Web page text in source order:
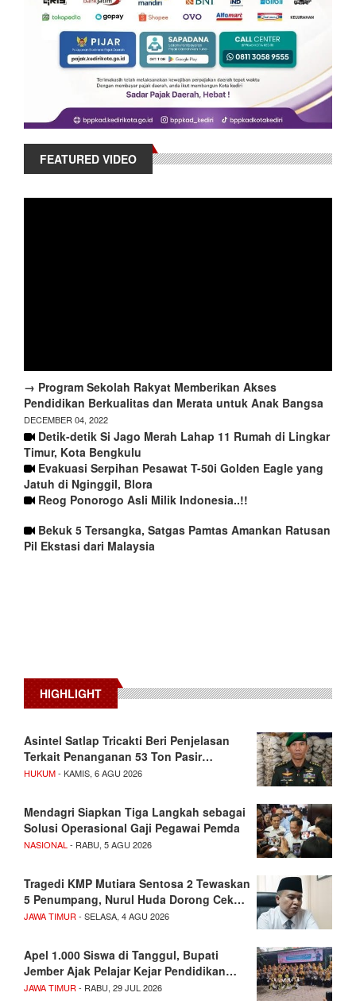
FEATURED VIDEO
→ Program Sekolah Rakyat Memberikan Akses
Pendidikan Berkualitas dan Merata untuk Anak Bangsa
DECEMBER 04, 2022
Detik-detik Si Jago Merah Lahap 11 Rumah di Lingkar
Timur, Kota Bengkulu
Evakuasi Serpihan Pesawat T-50i Golden Eagle yang
Jatuh di Nginggil, Blora
Reog Ponorogo Asli Milik Indonesia..!!
Bekuk 5 Tersangka, Satgas Pamtas Amankan Ratusan
Pil Ekstasi dari Malaysia
HIGHLIGHT
Asintel Satlap Tricakti Beri Penjelasan
Terkait Penanganan 53 Ton Pasir…
HUKUM- KAMIS, 6 AGU 2026
Mendagri Siapkan Tiga Langkah sebagai
Solusi Operasional Gaji Pegawai Pemda
NASIONAL - RABU, 5 AGU 2026
Tragedi KMP Mutiara Sentosa 2 Tewaskan
5 Penumpang, Nurul Huda Dorong Cek…
JAWA TIMUR - SELASA, 4 AGU 2026
Apel 1.000 Siswa di Tanggul, Bupati
Jember Ajak Pelajar Kejar Pendidikan…
JAWA TIMUR - RABU, 29 JUL 2026